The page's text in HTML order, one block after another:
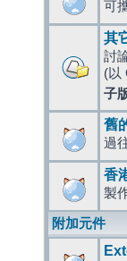
可
其
討
(以
子
舊
過
香
製
附加元件